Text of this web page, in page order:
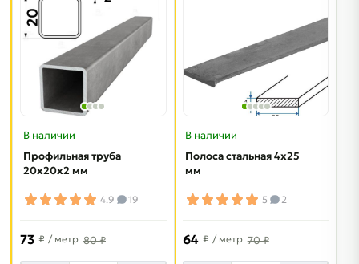
В наличии
Профильная труба
20х20х2 мм
4.9 19
73 ₽ / метр 80 ₽
В наличии
Полоса стальная 4х25
мм
5 2
64 ₽ / метр 70 ₽